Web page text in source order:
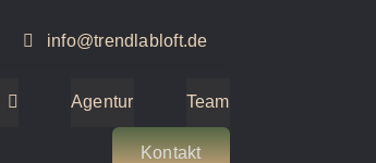
info@trendlabloft.de
Agentur Team
Kontakt